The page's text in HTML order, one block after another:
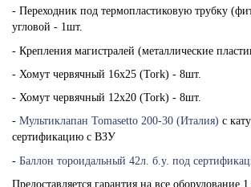
- Переходник под термопластиковую трубку
угловой - 1шт.
- Крепления магистралей (металлические
- Хомут червячный 16х25 (Tork) - 8шт.
- Хомут червячный 12х20 (Tork) - 8шт.
- Мультиклапан Tomasetto 200-30 (Италия) с
сертификацию с ВЗУ
- Баллон тороидальный 42л. б.у. под
Предоставляется гарантия на все оборудование